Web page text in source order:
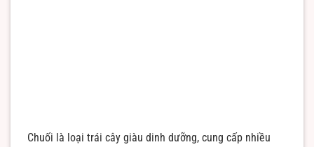
Chuối là loại trái cây giàu dinh dưỡng, cung cấp nhiều